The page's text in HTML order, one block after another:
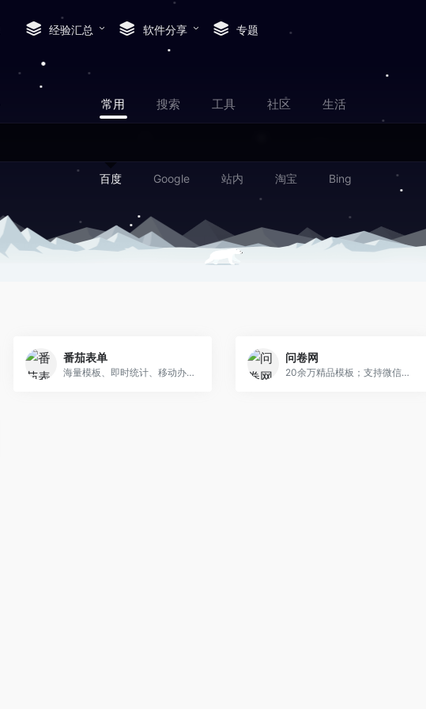
经验汇总 软件分享 专题
常用 搜索 工具 社区 生活
百度 Google 站内 淘宝 Bing
番茄表单
海量模板、即时统计、移动办公、团队协作等功能
问卷网
20余万精品模板；支持微信，微博，QQ等多种发布模式